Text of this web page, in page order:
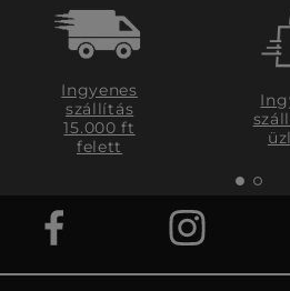
Ingyenes
szállítás
15.000 ft
felett